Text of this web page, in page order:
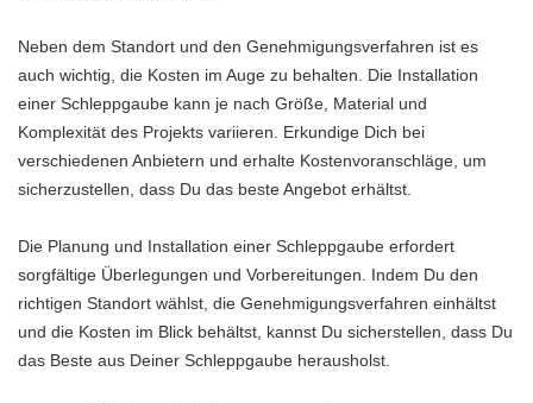
Neben dem Standort und den Genehmigungsverfahren ist es
auch wichtig, die Kosten im Auge zu behalten. Die Installation
einer Schleppgaube kann je nach Größe, Material und
Komplexität des Projekts variieren. Erkundige Dich bei
verschiedenen Anbietern und erhalte Kostenvoranschläge, um
sicherzustellen, dass Du das beste Angebot erhältst.
Die Planung und Installation einer Schleppgaube erfordert
sorgfältige Überlegungen und Vorbereitungen. Indem Du den
richtigen Standort wählst, die Genehmigungsverfahren einhältst
und die Kosten im Blick behältst, kannst Du sicherstellen, dass Du
das Beste aus Deiner Schleppgaube herausholst.